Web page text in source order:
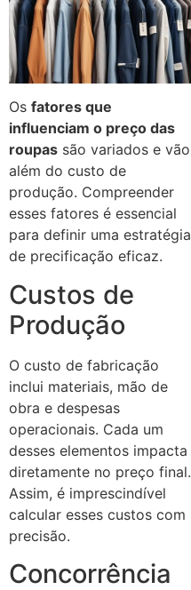
Os fatores que
influenciam o preço das
roupas são variados e vão
além do custo de
produção. Compreender
esses fatores é essencial
para definir uma estratégia
de precificação eficaz.
Custos de
Produção
O custo de fabricação
inclui materiais, mão de
obra e despesas
operacionais. Cada um
desses elementos impacta
diretamente no preço final.
Assim, é imprescindível
calcular esses custos com
precisão.
Concorrência